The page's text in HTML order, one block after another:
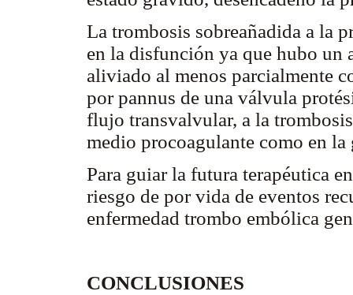
La trombosis sobreañadida a la
en la disfunción ya que hubo un
aliviado al menos parcialmente
por pannus de una válvula
flujo transvalvular, a la
medio procoagulante como en la
Para guiar la futura terapéutica
riesgo de por vida de eventos
enfermedad trombo embólica
CONCLUSIONES